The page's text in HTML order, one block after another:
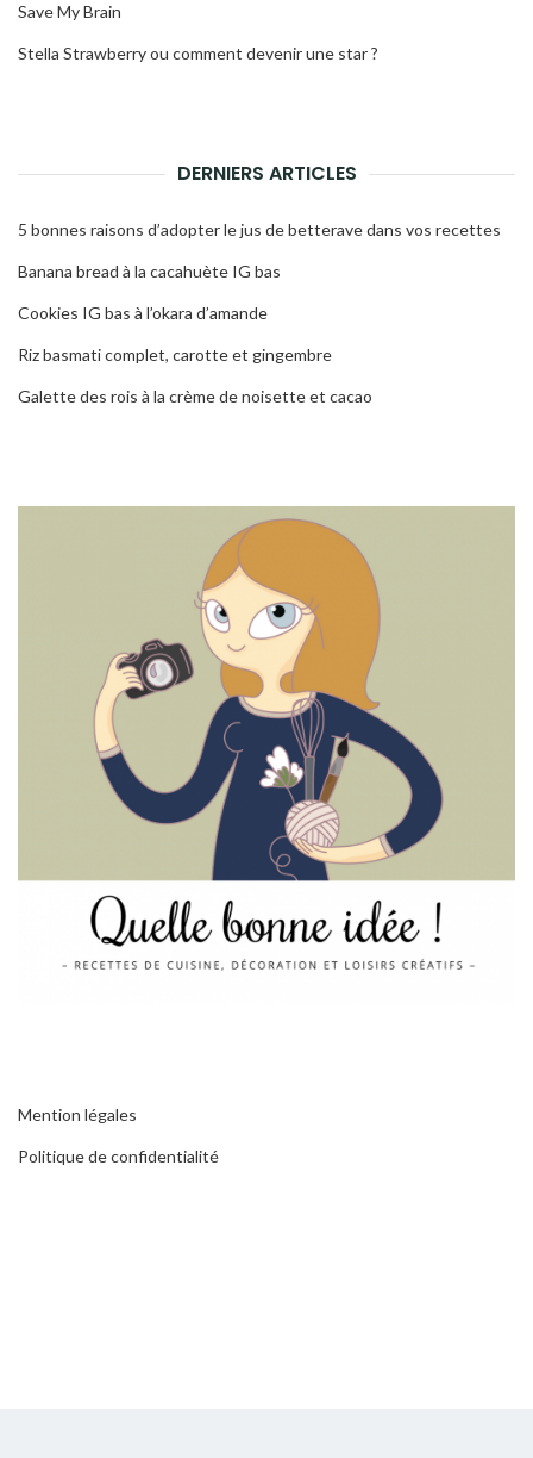
Save My Brain
Stella Strawberry ou comment devenir une star ?
DERNIERS ARTICLES
5 bonnes raisons d’adopter le jus de betterave dans vos recettes
Banana bread à la cacahuète IG bas
Cookies IG bas à l’okara d’amande
Riz basmati complet, carotte et gingembre
Galette des rois à la crème de noisette et cacao
Mention légales
Politique de confidentialité